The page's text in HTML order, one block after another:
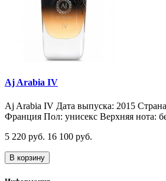
Aj Arabia IV
Aj Arabia IV Дата выпуска: 2015 Страна
Франция Пол: унисекс Верхняя нота:
5 220 руб. 16 100 руб.
В корзину